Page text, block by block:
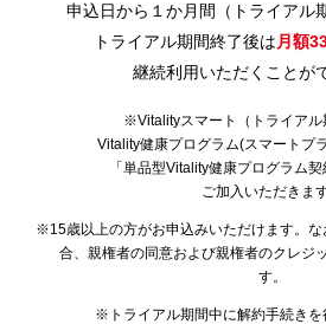
申込日から１か月間（トライアル
トライアル期間終了後は 月額
継続利用いただくことが
※Vitalityスマート（トライアル
Vitality健康プログラム(スマートプ
「単品型Vitality健康プログラム
ご加入いただきます
※15歳以上の方がお申込みいただけます。
合、親権者の同意および親権者のクレジ
す。
※トライアル期間中に解約手続きを